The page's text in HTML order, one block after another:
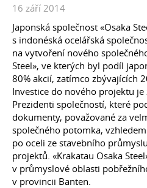
16 září 2014
Japonská společnost «Osaka
s indonéská ocelářská
na vytvoření nového
Steel», ve kterých byl podíl
80% akcií, zatímco zbývajících
Investice do nového projektu
Prezidenti společností, které
dokumenty, považované za
společného potomka,
po oceli ze stavebního
projektů. «Krakatau Osaka
v průmyslové oblasti
v provincii Banten.